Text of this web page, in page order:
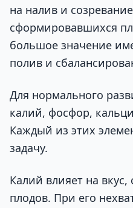
на налив и
сформировавшихся
большое значение
полив и
Для нормального
калий, фосфор,
Каждый из этих
задачу.
Калий влияет на
плодов. При его